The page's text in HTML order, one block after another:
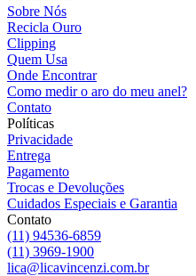
Sobre Nós
Recicla Ouro
Clipping
Quem Usa
Onde Encontrar
Como medir o aro do meu anel?
Contato
Políticas
Privacidade
Entrega
Pagamento
Trocas e Devoluções
Cuidados Especiais e Garantia
Contato
(11) 94536-6859
(11) 3969-1900
lica@licavincenzi.com.br